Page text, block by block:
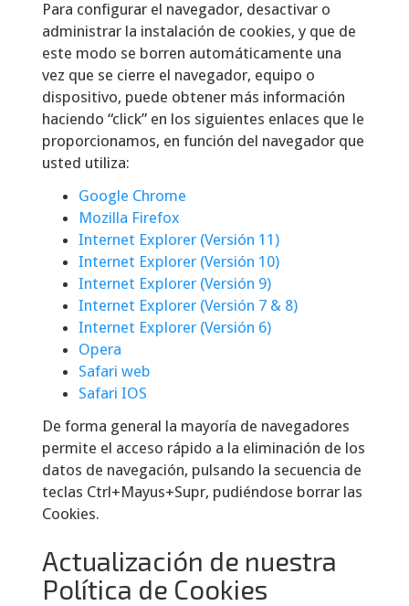
Para configurar el navegador, desactivar o
administrar la instalación de cookies, y que de
este modo se borren automáticamente una
vez que se cierre el navegador, equipo o
dispositivo, puede obtener más información
haciendo “click” en los siguientes enlaces que le
proporcionamos, en función del navegador que
usted utiliza:
Google Chrome
Mozilla Firefox
Internet Explorer (Versión 11)
Internet Explorer (Versión 10)
Internet Explorer (Versión 9)
Internet Explorer (Versión 7 & 8)
Internet Explorer (Versión 6)
Opera
Safari web
Safari IOS
De forma general la mayoría de navegadores
permite el acceso rápido a la eliminación de los
datos de navegación, pulsando la secuencia de
teclas Ctrl+Mayus+Supr, pudiéndose borrar las
Cookies.
Actualización de nuestra
Política de Cookies